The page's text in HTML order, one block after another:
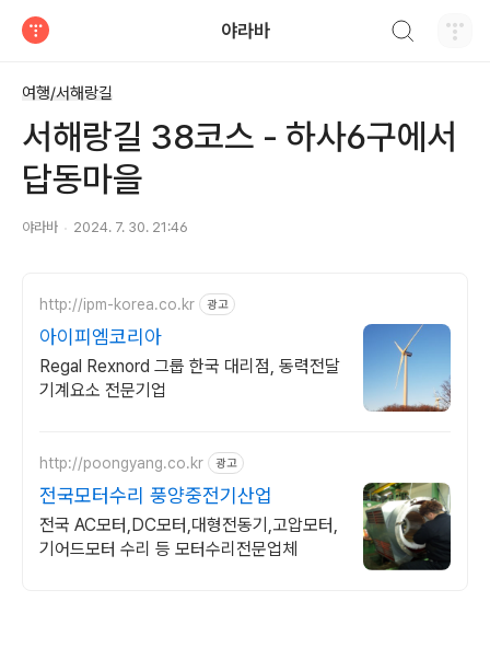
야라바
여행/서해랑길
서해랑길 38코스 - 하사6구에서
답동마을
야라바 2024. 7. 30. 21:46
http://ipm-korea.co.kr 광고
아이피엠코리아
Regal Rexnord 그룹 한국 대리점, 동력전달
기계요소 전문기업
http://poongyang.co.kr 광고
전국모터수리 풍양중전기산업
전국 AC모터,DC모터,대형전동기,고압모터,
기어드모터 수리 등 모터수리전문업체